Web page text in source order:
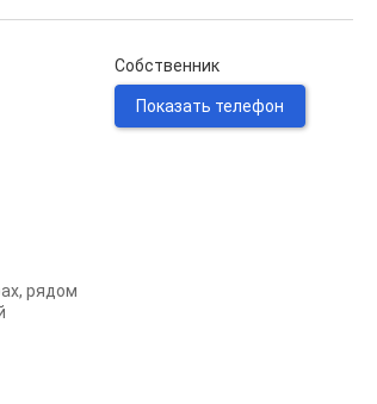
рядом
Собственник
Показать телефон